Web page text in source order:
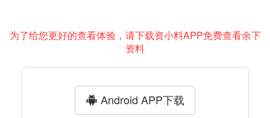
为了给您更好的查看体验，请下载资小料APP免费查看余下
资料
Android APP下载